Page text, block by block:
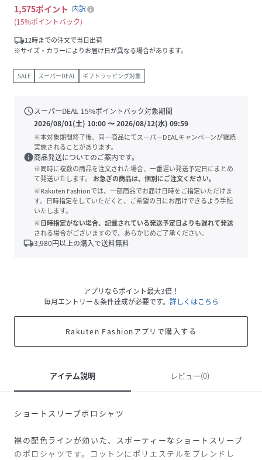
1,575ポイント 内訳
15%ポイントバック
local_shipping12時までの注文で当日出荷
※サイズ・カラーによりお届け日が異なる場合があります。
SALE スーパーDEAL ギフトラッピング対象
scheduleスーパーDEAL 15%ポイントバック対象期間
2026/08/01(土) 10:00〜2026/08/12(水) 09:59
※本対象期間終了後、同一商品にてスーパーDEALキャンペーンが継続
実施されることがあります。
info商品発送についてのご案内です。
※同時に複数の商品を注文された場合、一番遅い発送予定日にまとめ
て発送いたします。
お急ぎの商品は、個別にご注文ください。
※Rakuten Fashionでは、一部商品でお届け日時をご指定いただけま
す。日時指定をしていただくと、ご希望の日にお届けできるよう手配
いたします。
※日時指定がない場合、記載されている発送予定日よりも遅れて発送
される場合がございますので、あらかじめご了承ください。
local_shipping3,980円以上の購入で送料無料
アプリならポイント最大3倍！
毎月エントリー＆条件達成が必要です。 詳しくはこちら
Rakuten Fashionアプリで購入する
アイテム説明 レビュー(0)
ショートスリーブポロシャツ
襟の配色ラインが効いた、スポーティーなショートスリーブ
のポロシャツです。コットンにポリエステルをブレンドし